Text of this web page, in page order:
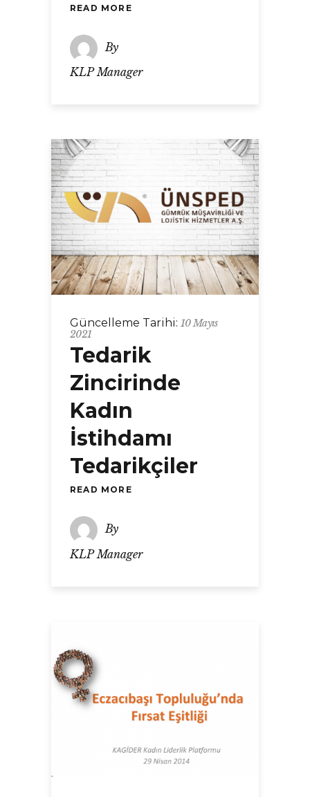
READ MORE
By
KLP Manager
Güncelleme Tarihi: 10 Mayıs
2021
Tedarik
Zincirinde
Kadın
İstihdamı
Tedarikçiler
READ MORE
By
KLP Manager